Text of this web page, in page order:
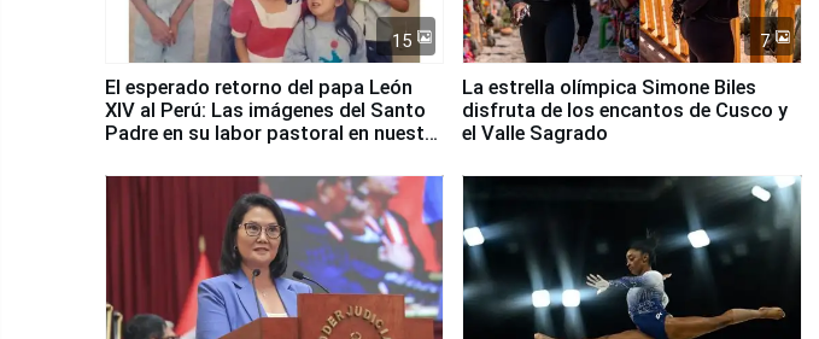
15
El esperado retorno del papa León
XIV al Perú: Las imágenes del Santo
Padre en su labor pastoral en nuestro
7
La estrella olímpica Simone Biles
disfruta de los encantos de Cusco y
el Valle Sagrado